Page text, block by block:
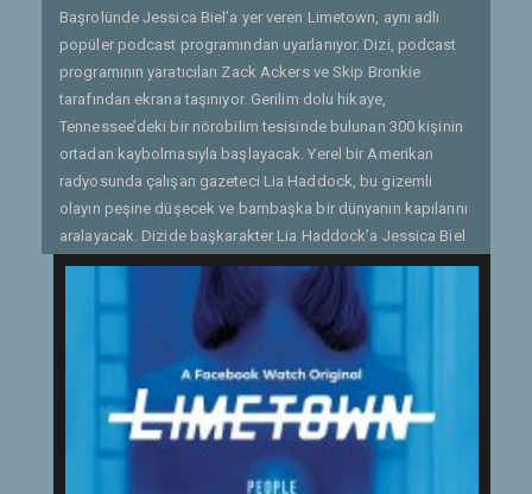
Başrolünde Jessica Biel’a yer veren Limetown, aynı adlı
popüler podcast programından uyarlanıyor. Dizi, podcast
programının yaratıcıları Zack Ackers ve Skip Bronkie
tarafından ekrana taşınıyor. Gerilim dolu hikaye,
Tennessee’deki bir nörobilim tesisinde bulunan 300 kişinin
ortadan kaybolmasıyla başlayacak. Yerel bir Amerikan
radyosunda çalışan gazeteci Lia Haddock, bu gizemli
olayın peşine düşecek ve bambaşka bir dünyanın kapılarını
aralayacak. Dizide başkarakter Lia Haddock’a Jessica Biel
hayat veriyor. 2015 tarihli podcast programının ilk sezonu 6
bölüm olarak dinleyici karşısına çıktı ve iki ay içerisinde
iTunes’un en çok dinlenen podcast programı oldu.
Programın ikinci sezonu ise geçtiğimiz ay prömiyer yaptı.
Facebook tarafından hayata geçirilen Limetown dizisinde
ayrıca Stanley Tucci, Marlee Matlin, Kelly Jenrette, John
Beasley ve Louis Ferreira gibi isimler var. 10 bölümden
oluşan dizi, yürütücü yapımcılar Jessica Biel, Josh
Appelbaum, Zack Akers, Skip Bronkie, André Nemec, Jeff